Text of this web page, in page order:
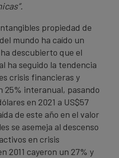
propiedad de
mundo ha caído un
descubierto que el
ha seguido la tendencia
crisis financieras y
25% interanual, pasando
en 2021 a US$57
de este año en el valor
se asemeja al descenso
en crisis
2011 cayeron un 27% y